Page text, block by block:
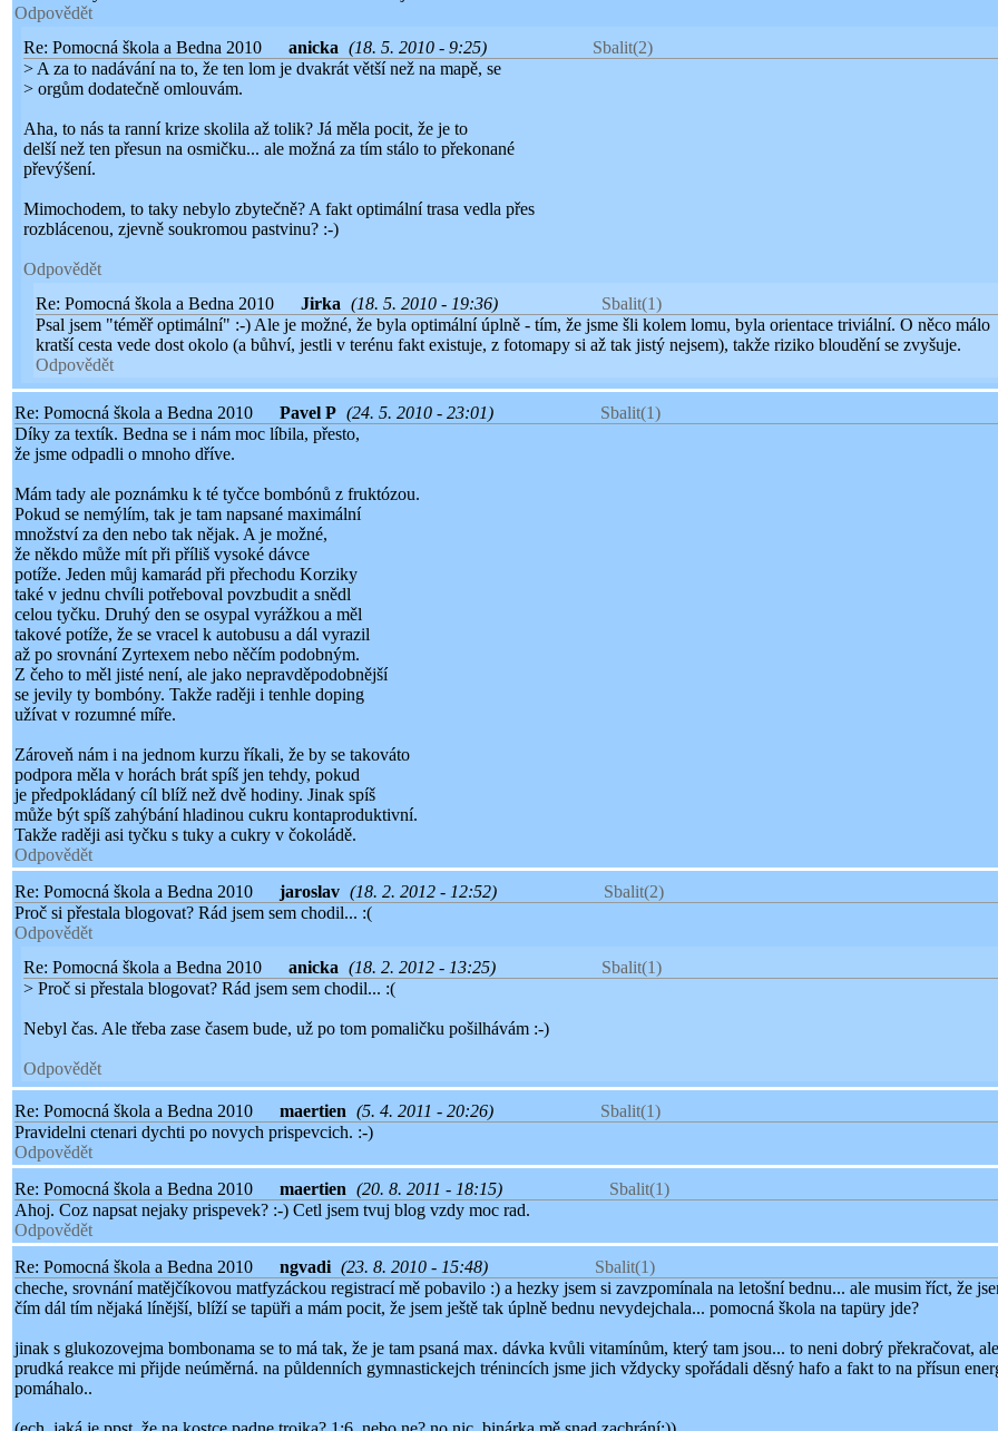
Odpovědět
Re: Pomocná škola a Bedna 2010
anicka (18. 5. 2010 - 9:25) Sbalit(2)
> A za to nadávání na to, že ten lom je dvakrát větší než na mapě, se
> orgům dodatečně omlouvám.
Aha, to nás ta ranní krize skolila až tolik? Já měla pocit, že je to
delší než ten přesun na osmičku... ale možná za tím stálo to překonané
převýšení.
Mimochodem, to taky nebylo zbytečně? A fakt optimální trasa vedla přes
rozblácenou, zjevně soukromou pastvinu? :-)
Odpovědět
Re: Pomocná škola a Bedna 2010
Jirka (18. 5. 2010 - 19:36) Sbalit(1)
Psal jsem "téměř optimální" :-) Ale je možné, že byla optimální úplně - tím, že jsme šli kolem lomu, byla orientace triviální. O něco málo
kratší cesta vede dost okolo (a bůhví, jestli v terénu fakt existuje, z fotomapy si až tak jistý nejsem), takže riziko bloudění se zvyšuje.
Odpovědět
Re: Pomocná škola a Bedna 2010 Pavel P (24. 5. 2010 - 23:01) Sbalit(1)
Díky za textík. Bedna se i nám moc líbila, přesto,
že jsme odpadli o mnoho dříve.
Mám tady ale poznámku k té tyčce bombónů z fruktózou.
Pokud se nemýlím, tak je tam napsané maximální
množství za den nebo tak nějak. A je možné,
že někdo může mít při příliš vysoké dávce
potíže. Jeden můj kamarád při přechodu Korziky
také v jednu chvíli potřeboval povzbudit a snědl
celou tyčku. Druhý den se osypal vyrážkou a měl
takové potíže, že se vracel k autobusu a dál vyrazil
až po srovnání Zyrtexem nebo něčím podobným.
Z čeho to měl jisté není, ale jako nepravděpodobnější
se jevily ty bombóny. Takže raději i tenhle doping
užívat v rozumné míře.
Zároveň nám i na jednom kurzu říkali, že by se takováto
podpora měla v horách brát spíš jen tehdy, pokud
je předpokládaný cíl blíž než dvě hodiny. Jinak spíš
může být spíš zahýbání hladinou cukru kontaproduktivní.
Takže raději asi tyčku s tuky a cukry v čokoládě.
Odpovědět
Re: Pomocná škola a Bedna 2010
jaroslav (18. 2. 2012 - 12:52) Sbalit(2)
Proč si přestala blogovat? Rád jsem sem chodil... :(
Odpovědět
Re: Pomocná škola a Bedna 2010
anicka (18. 2. 2012 - 13:25) Sbalit(1)
> Proč si přestala blogovat? Rád jsem sem chodil... :(
Nebyl čas. Ale třeba zase časem bude, už po tom pomaličku pošilhávám :-)
Odpovědět
Re: Pomocná škola a Bedna 2010 maertien (5. 4. 2011 - 20:26) Sbalit(1)
Pravidelni ctenari dychti po novych prispevcich. :-)
Odpovědět
Re: Pomocná škola a Bedna 2010
maertien (20. 8. 2011 - 18:15) Sbalit(1)
Ahoj. Coz napsat nejaky prispevek? :-) Cetl jsem tvuj blog vzdy moc rad.
Odpovědět
Re: Pomocná škola a Bedna 2010
ngvadi (23. 8. 2010 - 15:48) Sbalit(1)
cheche, srovnání matějčíkovou matfyzáckou registrací mě pobavilo :) a hezky jsem si zavzpomínala na letošní bednu... ale musim říct, že
čím dál tím nějaká línější, blíží se tapüři a mám pocit, že jsem ještě tak úplně bednu nevydejchala... pomocná škola na tapüry jde?
jinak s glukozovejma bombonama se to má tak, že je tam psaná max. dávka kvůli vitamínům, který tam jsou... to neni dobrý překračovat,
prudká reakce mi přijde neúměrná. na půldenních gymnastickejch trénincích jsme jich vždycky spořádali děsný hafo a fakt to na přísun
pomáhalo..